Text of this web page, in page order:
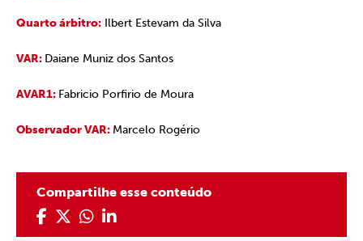
Quarto árbitro: Ilbert Estevam da Silva
VAR: Daiane Muniz dos Santos
AVAR1: Fabricio Porfirio de Moura
Observador VAR: Marcelo Rogério
Compartilhe esse conteúdo